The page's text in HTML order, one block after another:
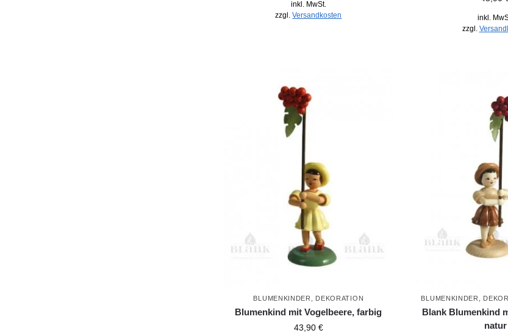
inkl. MwSt.
zzgl.Versandkosten
inkl.
zzgl.
BLUMENKINDER DEKORATION
Blumenkind mit Vogelbeere, farbig
43,90 €
BLUMENKINDER
Blank Blumenkind
natur